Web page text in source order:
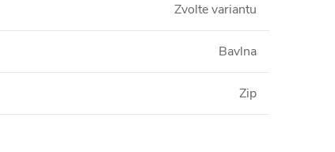
Zvolte variantu
Bavlna
Zip